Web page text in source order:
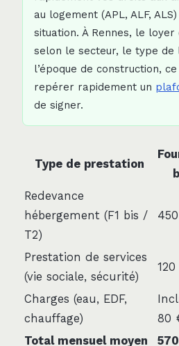
au logement (APL, ALF,
situation. À Rennes, le
selon le secteur, le type de
l’époque de construction,
repérer rapidement un
de signer.
Type de prestation
Redevance
hébergement (F1 bis /
T2)
Prestation de services
(vie sociale, sécurité)
Charges (eau, EDF,
chauffage)
80
Total mensuel moyen